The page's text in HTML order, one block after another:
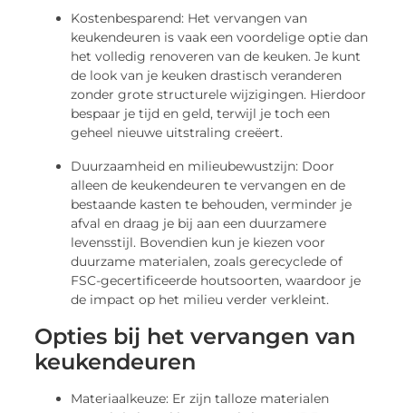
Kostenbesparend: Het vervangen van
keukendeuren is vaak een voordelige optie dan
het volledig renoveren van de keuken. Je kunt
de look van je keuken drastisch veranderen
zonder grote structurele wijzigingen. Hierdoor
bespaar je tijd en geld, terwijl je toch een
geheel nieuwe uitstraling creëert.
Duurzaamheid en milieubewustzijn: Door
alleen de keukendeuren te vervangen en de
bestaande kasten te behouden, verminder je
afval en draag je bij aan een duurzamere
levensstijl. Bovendien kun je kiezen voor
duurzame materialen, zoals gerecyclede of
FSC-gecertificeerde houtsoorten, waardoor je
de impact op het milieu verder verkleint.
Opties bij het vervangen van
keukendeuren
Materiaalkeuze: Er zijn talloze materialen